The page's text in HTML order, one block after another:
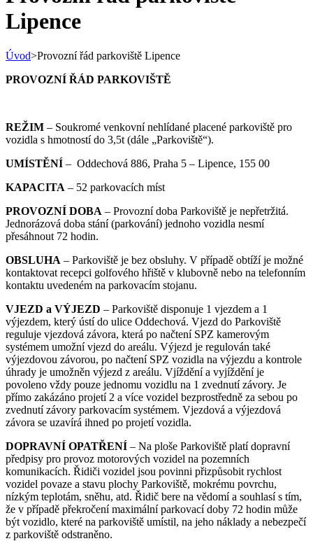
Lipence
Úvod>Provozní řád parkoviště Lipence
PROVOZNÍ ŘÁD PARKOVIŠTĚ
REŽIM – Soukromé venkovní nehlídané placené parkoviště pro
vozidla s hmotností do 3,5t (dále „Parkoviště“).
UMÍSTĚNÍ – Oddechová 886, Praha 5 – Lipence, 155 00
KAPACITA – 52 parkovacích míst
PROVOZNÍ DOBA – Provozní doba Parkoviště je nepřetržitá.
Jednorázová doba stání (parkování) jednoho vozidla nesmí
přesáhnout 72 hodin.
OBSLUHA – Parkoviště je bez obsluhy. V případě obtíží je možné
kontaktovat recepci golfového hřiště v klubovně nebo na telefonním
kontaktu uvedeném na parkovacím stojanu.
VJEZD a VÝJEZD – Parkoviště disponuje 1 vjezdem a 1
výjezdem, který ústí do ulice Oddechová. Vjezd do Parkoviště
reguluje vjezdová závora, která po načtení SPZ kamerovým
systémem umožní vjezd do areálu. Výjezd je regulován také
výjezdovou závorou, po načtení SPZ vozidla na výjezdu a kontrole
úhrady je umožněn výjezd z areálu. Vjíždění a vyjíždění je
povoleno vždy pouze jednomu vozidlu na 1 zvednutí závory. Je
přímo zakázáno projetí 2 a více vozidel bezprostředně za sebou po
zvednutí závory parkovacím systémem. Vjezdová a výjezdová
závora se uzavírá ihned po projetí vozidla.
DOPRAVNÍ OPATŘENÍ – Na ploše Parkoviště platí dopravní
předpisy pro provoz motorových vozidel na pozemních
komunikacích. Řidiči vozidel jsou povinni přizpůsobit rychlost
vozidel povaze a stavu plochy Parkoviště, mokrému povrchu,
nízkým teplotám, sněhu, atd. Řidič bere na vědomí a souhlasí s tím,
že v případě překročení maximální parkovací doby 72 hodin může
být vozidlo, které na parkoviště umístil, na jeho náklady a nebezpečí
z parkoviště odstraněno.